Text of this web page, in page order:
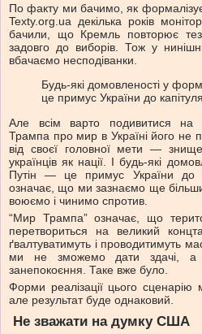
По факту ми бачимо, як
Texty.org.ua декілька років
бачили, що Кремль повторює
задовго до виборів. Тож у
вбачаємо несподіванки.
Будь-які домовленості у
це примус України до
Але всім варто подивитися на
Трампа про мир в Україні його не
від своєї головної мети —
українців як нації. І будь-які
Путін — це примус України до
означає, що ми зазнаємо ще
воюємо і чинимо спротив.
“Мир Трампа” означає, що
перетвориться на великий
ґвалтуватимуть і проводитимуть
ми не зможемо дати здачі, а
занепокоєння. Таке вже було.
Форми реалізації цього сценарію
але результат буде однаковий.
Не зважати на думку США